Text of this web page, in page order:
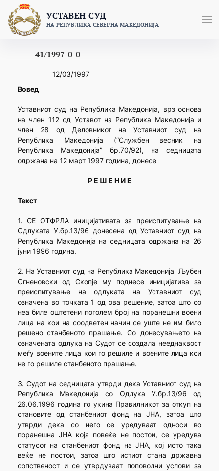
content
УСТАВЕН СУД
НА РЕПУБЛИКА СЕВЕРНА МАКЕДОНИЈА
41/1997-0-0
12/03/1997
Вовед
Уставниот суд на Република Македонија, врз основа
на член 112 од Уставот на Република Македонија и
член 28 од Деловникот на Уставниот суд на
Република Македонија (“Службен весник на
Република Македонија” бр.70/92), на седницата
одржана на 12 март 1997 година, донесе
Р Е Ш Е Н И Е
Текст
1. СЕ ОТФРЛА иницијативата за преиспитување на
Одлуката У.бр.13/96 донесена од Уставниот суд на
Република Македонија на седницата одржана на 26
јуни 1996 година.
2. На Уставниот суд на Република Македонија, Љубен
Огненовски од Скопје му поднесе иницијатива за
преиспитување на одлуката на Уставниот суд
означена во точката 1 од ова решение, затоа што со
неа биле оштетени поголем број на поранешни воени
лица на кои на соодветен начин се уште не им било
решено станбеното прашање. Со донесувањето на
означената одлука на Судот се создала нееднаквост
меѓу воените лица кои го решиле и воените лица кои
не го решиле станбеното прашање.
3. Судот на седницата утврди дека Уставниот суд на
Република Македонија со Одлука У.бр.13/96 од
26.06.1996 година го укина Правилникот за откуп на
становите од станбениот фонд на ЈНА, затоа што
утврди дека со него се уредуваат односи во
поранешна ЈНА која повеќе не постои, се уредува
статусот на станбениот фонд на ЈНА, кој исто така
веќе не постои, затоа што истиот стана државна
сопственост и се утврдуваат поповолни услови за